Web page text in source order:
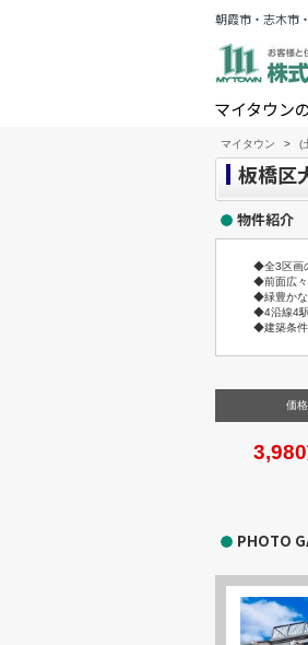
朝霞市・志木市
マイタウン
マイタウン > (
板橋区
物件紹介
◆全3区画
◆前面広々
◆緑豊かな
◆4沿線4
◆建築条件
価格
3,980
PHOTO